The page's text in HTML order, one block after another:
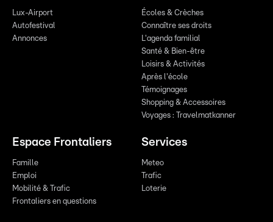
Lux-Airport
Autofestival
Annonces
Écoles & Crèches
Connaître ses droits
L'agenda familial
Santé & Bien-être
Loisirs & Activités
Après l'école
Témoignages
Shopping & Accessoires
Voyages : Travelmatkanner
Espace Frontaliers
Famille
Emploi
Mobilité & Trafic
Frontaliers en questions
Services
Meteo
Trafic
Loterie